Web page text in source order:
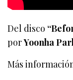
Del disco
porYoonha
Más